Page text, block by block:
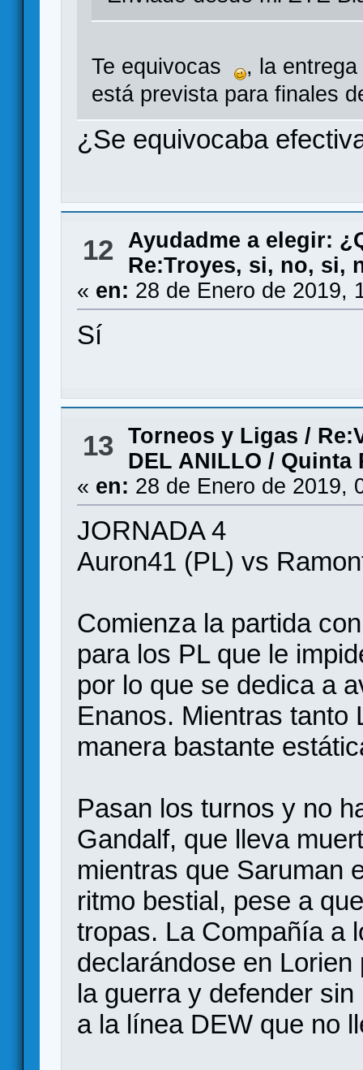
Te equivocas , la
está prevista para finales
¿Se equivocaba
12
Ayudadme a elegir:
Re:Troyes, si, no, si,
« en: 28 de Enero de 2019,
Sí
13 Torneos y Ligas /
DEL ANILLO / Quinta
« en: 28 de Enero de 2019,
JORNADA 4
Auron41 (PL) vs
Comienza la partida
para los PL que le
por lo que se dedica a
Enanos. Mientras tanto
manera bastante
Pasan los turnos y no
Gandalf, que lleva
mientras que Saruman
ritmo bestial, pese a
tropas. La Compañía a
declarándose en
la guerra y defender
a la línea DEW que no